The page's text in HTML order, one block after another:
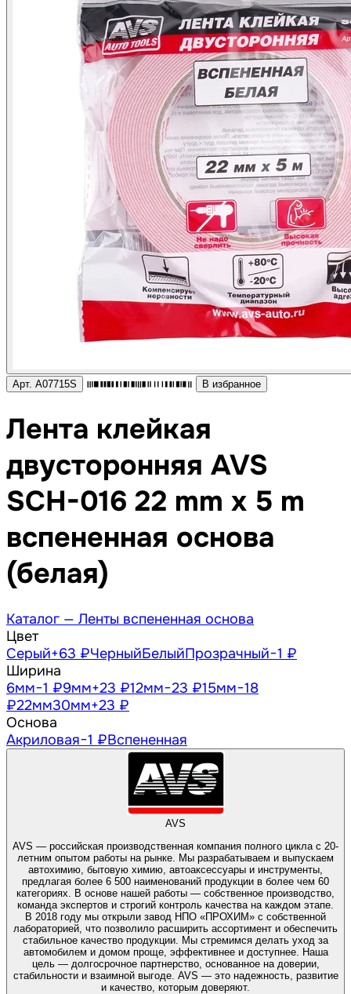
Арт. A07715S В избранное
Лента клейкая
двусторонняя AVS
SCH-016 22 mm x 5 m
вспененная основа
(белая)
Каталог — Ленты вспененная основа
Цвет
Серый+63 ₽ЧерныйБелыйПрозрачный−1 ₽
Ширина
6мм−1 ₽9мм+23 ₽12мм−23 ₽15мм−18
₽22мм30мм+23 ₽
Основа
Акриловая−1 ₽Вспененная
AVS
AVS — российская производственная компания полного цикла с 20-
летним опытом работы на рынке. Мы разрабатываем и выпускаем
автохимию, бытовую химию, автоаксессуары и инструменты,
предлагая более 6 500 наименований продукции в более чем 60
категориях. В основе нашей работы — собственное производство,
команда экспертов и строгий контроль качества на каждом этапе.
В 2018 году мы открыли завод НПО «ПРОХИМ» с собственной
лабораторией, что позволило расширить ассортимент и обеспечить
стабильное качество продукции. Мы стремимся делать уход за
автомобилем и домом проще, эффективнее и доступнее. Наша
цель — долгосрочное партнерство, основанное на доверии,
стабильности и взаимной выгоде. AVS — это надежность, развитие
и качество, которым доверяют.